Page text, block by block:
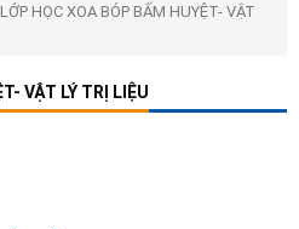
LỚP HỌC XOA BÓP BẤM HUYỆT- VẬT
VẬT LÝ TRỊ LIỆU